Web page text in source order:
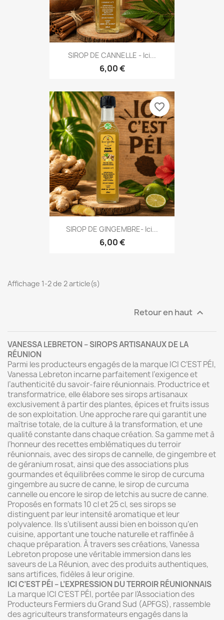
SIROP DE CANNELLE - Ici...
6,00 €
SIROP DE GINGEMBRE- Ici...
6,00 €
favorite_border
Affichage 1-2 de 2 article(s)
Retour en haut 
VANESSA LEBRETON – SIROPS ARTISANAUX DE LA
RÉUNION
Parmi les producteurs engagés de la marque ICI C’EST PÉI,
Vanessa Lebretonincarne parfaitement l’exigence et
l’authenticité du savoir-faire réunionnais. Productrice et
transformatrice, elle élabore ses sirops artisanaux
exclusivement à partir des plantes, épices et fruits issus
de son exploitation. Une approche rare qui garantit une
maîtrise totale, de la culture à la transformation, et une
qualité constante dans chaque création. Sa gamme met à
l’honneur des recettes emblématiques du terroir
réunionnais, avec des sirops de cannelle, de gingembre et
de géranium rosat, ainsi que des associations plus
gourmandes et équilibrées comme le sirop de curcuma
gingembre au sucre de canne, le sirop de curcuma
cannelle ou encore le sirop de letchis au sucre de canne.
Proposés en formats 10 cl et 25 cl, ses sirops se
distinguent par leur intensité aromatique et leur
polyvalence. Ils s’utilisent aussi bien en boisson qu’en
cuisine, apportant une touche naturelle et raffinée à
chaque préparation. À travers ses créations, Vanessa
Lebreton propose une véritable immersion dans les
saveurs de La Réunion, avec des produits authentiques,
sans artifices, fidèles à leur origine.
ICI C’EST PÉI – L’EXPRESSION DU TERROIR RÉUNIONNAIS
La marque ICI C’EST PÉI, portée par l’Association des
Producteurs Fermiers du Grand Sud (APFGS), rassemble
des agriculteurs transformateurs engagés dans la